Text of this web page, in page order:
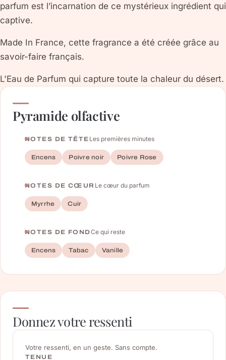
parfum est l’incarnation de ce mystérieux ingrédient qui
captive.
Made In France, cette fragrance a été créée grâce au
savoir-faire français.
L'Eau de Parfum qui capture toute la chaleur du désert.
Pyramide olfactive
NOTES DE TÊTE Les premières minutes
Encens Poivre noir Poivre Rose
NOTES DE CŒUR Le cœur du parfum
Myrrhe Cuir
NOTES DE FONDCe qui reste
Encens Tabac Vanille
Donnez votre ressenti
Votre ressenti, en un geste. Sans compte.
TENUE